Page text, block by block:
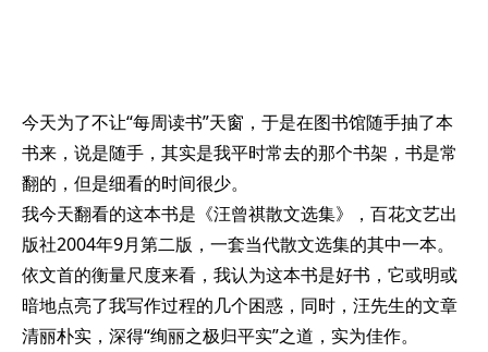
今天为了不让“每周读书”天窗，于是在图书馆随手抽了本
书来，说是随手，其实是我平时常去的那个书架，书是常
翻的，但是细看的时间很少。
我今天翻看的这本书是《汪曾祺散文选集》，百花文艺出
版社2004年9月第二版，一套当代散文选集的其中一本。
依文首的衡量尺度来看，我认为这本书是好书，它或明或
暗地点亮了我写作过程的几个困惑，同时，汪先生的文章
清丽朴实，深得“绚丽之极归平实”之道，实为佳作。